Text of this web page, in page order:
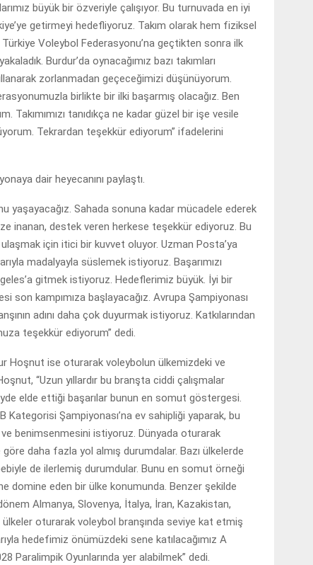
büyük bir özveriyle çalışıyor. Bu turnuvada en iyi
getirmeyi hedefliyoruz. Takım olarak hem fiziksel
Türkiye Voleybol Federasyonu’na geçtikten sonra ilk
Burdur’da oynacağımız bazı takımları
zorlanmadan geçeceğimizi düşünüyorum.
birlikte bir ilki başarmış olacağız. Ben
tanıdıkça ne kadar güzel bir işe vesile
Tekrardan teşekkür ediyorum” ifadelerini
dair heyecanını paylaştı.
yaşayacağız. Sahada sonuna kadar mücadele ederek
inanan, destek veren herkese teşekkür ediyoruz. Bu
için itici bir kuvvet oluyor. Uzman Posta’ya
madalyayla süslemek istiyoruz. Başarımızı
gitmek istiyoruz. Hedeflerimiz büyük. İyi bir
son kampımıza başlayacağız. Avrupa Şampiyonası
adını daha çok duyurmak istiyoruz. Katkılarından
teşekkür ediyorum” dedi.
Hoşnut ise oturarak voleybolun ülkemizdeki ve
“Uzun yıllardır bu branşta ciddi çalışmalar
elde ettiği başarılar bunun en somut göstergesi.
Şampiyonası’na ev sahipliği yaparak, bu
benimsenmesini istiyoruz. Dünyada oturarak
daha fazla yol almış durumdalar. Bazı ülkelerde
de ilerlemiş durumdular. Bunu en somut örneği
domine eden bir ülke konumunda. Benzer şekilde
Almanya, Slovenya, İtalya, İran, Kazakistan,
oturarak voleybol branşında seviye kat etmiş
hedefimiz önümüzdeki sene katılacağımız A
Paralimpik Oyunlarında yer alabilmek” dedi.